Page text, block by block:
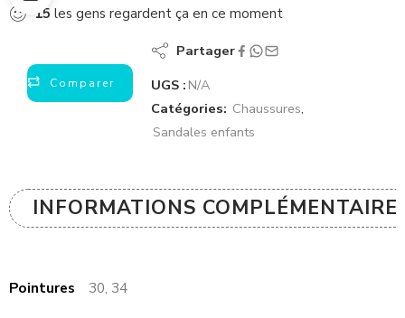
15 les gens regardent ça en ce moment
Comparer
Partager
UGS : N/A
Catégories: Chaussures,
Sandales enfants
INFORMATIONS
Pointures 30, 34